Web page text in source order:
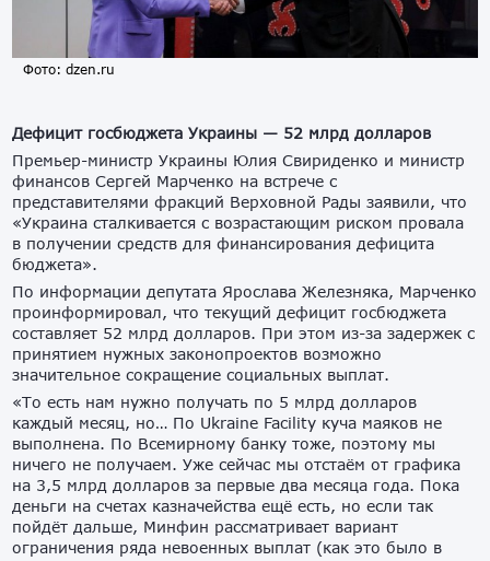
Фото: dzen.ru
Дефицит госбюджета Украины — 52 млрд долларов
Премьер-министр Украины Юлия Свириденко и министр
финансов Сергей Марченко на встрече с
представителями фракций Верховной Рады заявили, что
«Украина сталкивается с возрастающим риском провала
в получении средств для финансирования дефицита
бюджета».
По информации депутата Ярослава Железняка, Марченко
проинформировал, что текущий дефицит госбюджета
составляет 52 млрд долларов. При этом из-за задержек с
принятием нужных законопроектов возможно
значительное сокращение социальных выплат.
«То есть нам нужно получать по 5 млрд долларов
каждый месяц, но… По Ukraine Facility куча маяков не
выполнена. По Всемирному банку тоже, поэтому мы
ничего не получаем. Уже сейчас мы отстаём от графика
на 3,5 млрд долларов за первые два месяца года. Пока
деньги на счетах казначейства ещё есть, но если так
пойдёт дальше, Минфин рассматривает вариант
ограничения ряда невоенных выплат (как это было в